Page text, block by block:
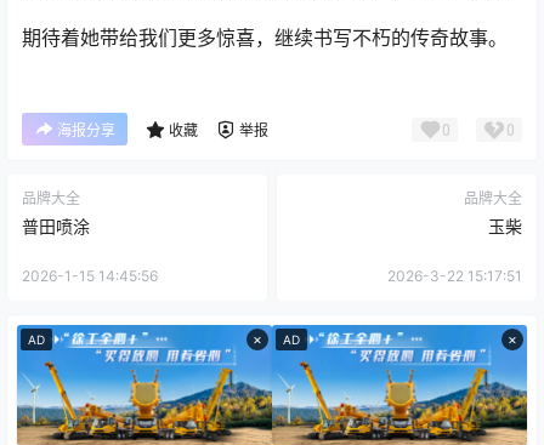
期待着她带给我们更多惊喜，继续书写不朽的传奇故事。
海报分享 收藏 举报 0 0
品牌大全
普田喷涂
2026-1-15 14:45:56
品牌大全
玉柴
2026-3-22 15:17:51
×
AD ×
AD